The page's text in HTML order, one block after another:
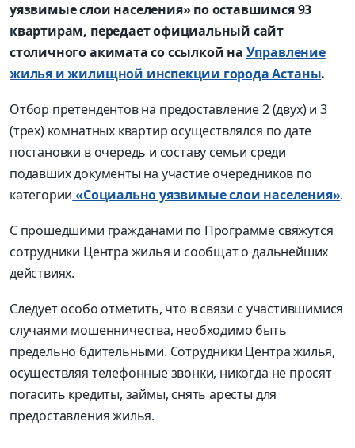
уязвимые слои населения» по оставшимся 93
квартирам, передает официальный сайт
столичного акимата со ссылкой на Управление
жилья и жилищной инспекции города Астаны.
Отбор претендентов на предоставление 2 (двух) и 3
(трех) комнатных квартир осуществлялся по дате
постановки в очередь и составу семьи среди
подавших документы на участие очередников по
категории «Социально уязвимые слои населения».
С прошедшими гражданами по Программе свяжутся
сотрудники Центра жилья и сообщат о дальнейших
действиях.
Следует особо отметить, что в связи с участившимися
случаями мошенничества, необходимо быть
предельно бдительными. Сотрудники Центра жилья,
осуществляя телефонные звонки, никогда не просят
погасить кредиты, займы, снять аресты для
предоставления жилья.